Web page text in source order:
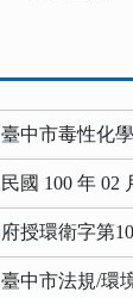
臺中市毒性化
民國 100 年 02
府授環衛字第
臺中市法規/環